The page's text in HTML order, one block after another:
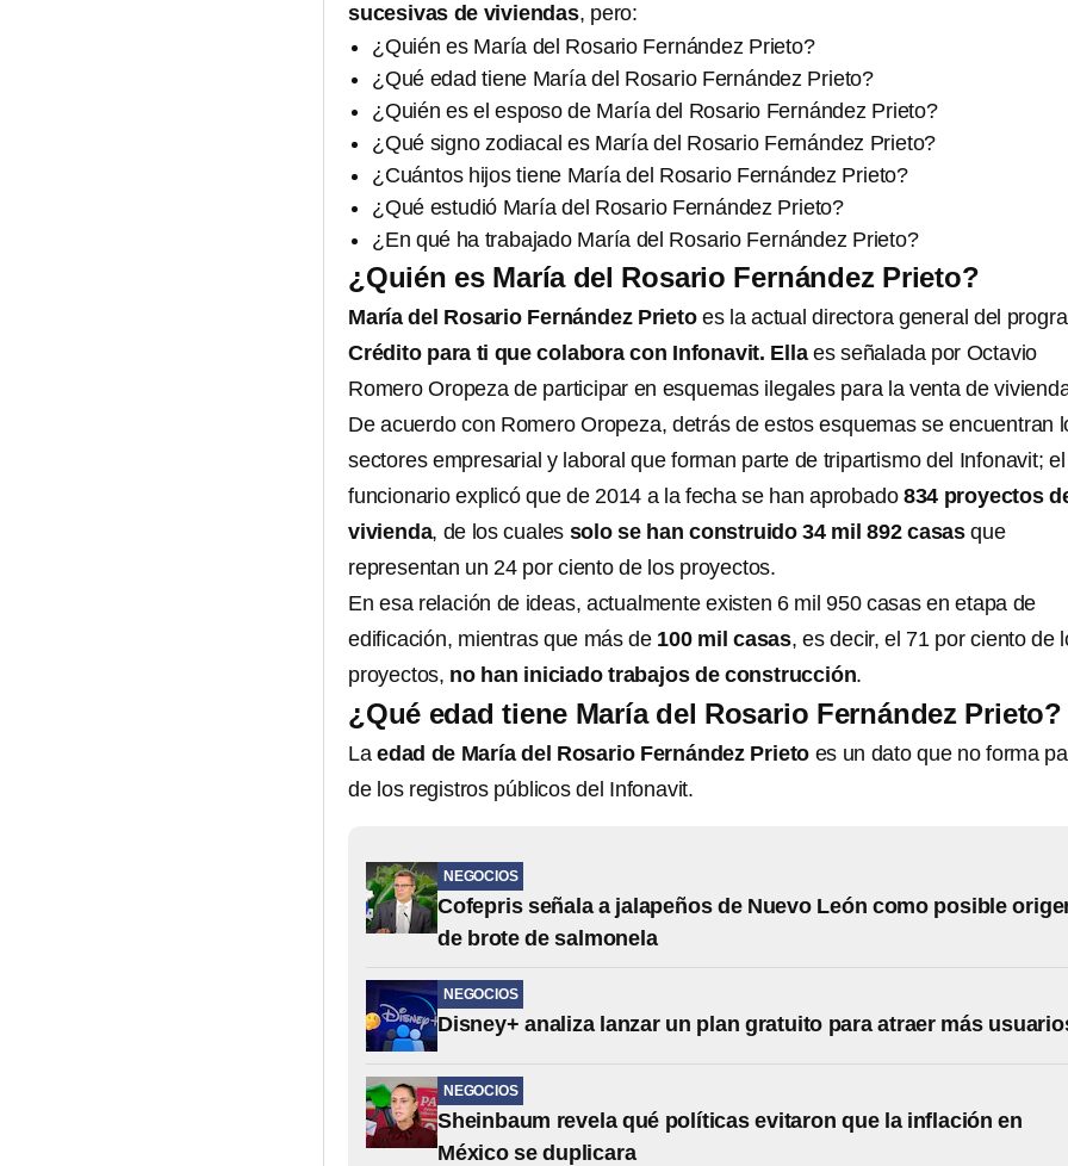
sucesivas de viviendas, pero:
¿Quién es María del Rosario Fernández Prieto?
¿Qué edad tiene María del Rosario Fernández Prieto?
¿Quién es el esposo de María del Rosario Fernández Prieto?
¿Qué signo zodiacal es María del Rosario Fernández Prieto?
¿Cuántos hijos tiene María del Rosario Fernández Prieto?
¿Qué estudió María del Rosario Fernández Prieto?
¿En qué ha trabajado María del Rosario Fernández Prieto?
¿Quién es María del Rosario Fernández Prieto?
María del Rosario Fernández Prietoes la actual directora general del
Crédito para ti que colabora con Infonavit. Ellaes señalada por Octavio
Romero Oropeza de participar en esquemas ilegales para la venta de
De acuerdo con Romero Oropeza, detrás de estos esquemas se encuentran
sectores empresarial y laboral que forman parte de tripartismo del Infonavit; el
funcionario explicó que de 2014 a la fecha se han aprobado834 proyectos
vivienda, de los cuales solo se han construido 34 mil 892 casasque
representan un 24 por ciento de los proyectos.
En esa relación de ideas, actualmente existen 6 mil 950 casas en etapa de
edificación, mientras que más de 100 mil casas, es decir, el 71 por ciento de
proyectos, no han iniciado trabajos de construcción.
¿Qué edad tiene María del Rosario Fernández Prieto?
La edad de María del Rosario Fernández Prieto es un dato que no forma
de los registros públicos del Infonavit.
NEGOCIOS
Cofepris señala a jalapeños de Nuevo León como posible
de brote de salmonela
NEGOCIOS
Disney+ analiza lanzar un plan gratuito para atraer más
NEGOCIOS
Sheinbaum revela qué políticas evitaron que la inflación en
México se duplicara